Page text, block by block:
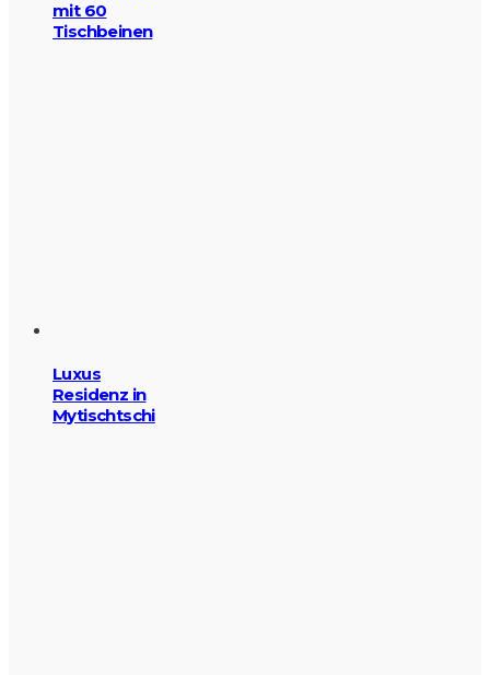
mit 60
Tischbeinen
Luxus
Residenz in
Mytischtschi